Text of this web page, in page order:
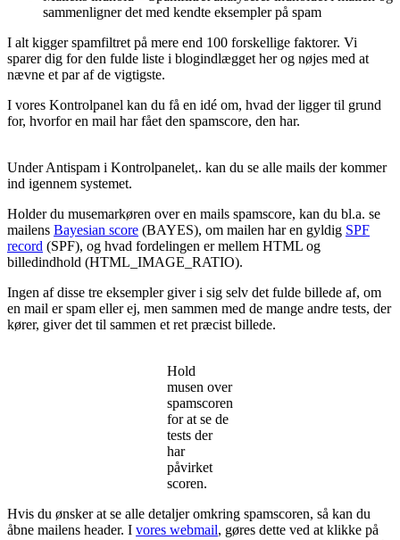
sammenligner det med kendte eksempler på spam
I alt kigger spamfiltret på mere end 100 forskellige faktorer. Vi
sparer dig for den fulde liste i blogindlægget her og nøjes med at
nævne et par af de vigtigste.
I vores Kontrolpanel kan du få en idé om, hvad der ligger til grund
for, hvorfor en mail har fået den spamscore, den har.
Under Antispam i Kontrolpanelet,. kan du se alle mails der kommer
ind igennem systemet.
Holder du musemarkøren over en mails spamscore, kan du bl.a. se
mailens Bayesian score (BAYES), om mailen har en gyldig SPF
record (SPF), og hvad fordelingen er mellem HTML og
billedindhold (HTML_IMAGE_RATIO).
Ingen af disse tre eksempler giver i sig selv det fulde billede af, om
en mail er spam eller ej, men sammen med de mange andre tests, der
kører, giver det til sammen et ret præcist billede.
Hold
musen over
spamscoren
for at se de
tests der
har
påvirket
scoren.
Hvis du ønsker at se alle detaljer omkring spamscoren, så kan du
åbne mailens header. I vores webmail, gøres dette ved at klikke på